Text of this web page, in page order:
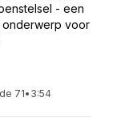
- een
onderwerp voor
71• 3:54